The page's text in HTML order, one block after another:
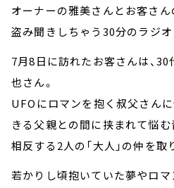
オーナーの雅美さんとお客さん
盗み聞きしちゃう30分のラジオ
7月8日に訪れたお客さんは、30
也さん。
UFOにロマンを抱く叔父さん
きる父親との間に挟まれて悩む
相反する2人の「大人」の仲を取
若かりし頃抱いていた夢やロマ